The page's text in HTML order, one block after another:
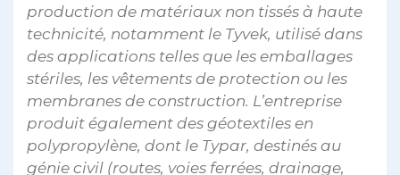
production de matériaux non tissés à haute
technicité, notamment le Tyvek, utilisé dans
des applications telles que les emballages
stériles, les vêtements de protection ou les
membranes de construction. L’entreprise
produit également des géotextiles en
polypropylène, dont le Typar, destinés au
génie civil (routes, voies ferrées, drainage,